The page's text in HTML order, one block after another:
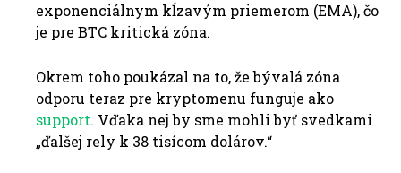
exponenciálnym kĺzavým priemerom (EMA), čo
je pre BTC kritická zóna.
Okrem toho poukázal na to, že bývalá zóna
odporu teraz pre kryptomenu funguje ako
support. Vďaka nej by sme mohli byť svedkami
„ďalšej rely k 38 tisícom dolárov.“